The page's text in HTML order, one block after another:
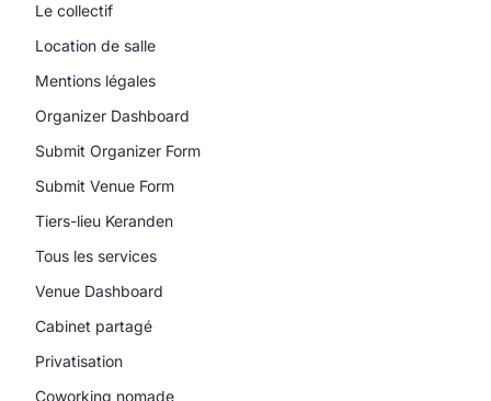
Le collectif
Location de salle
Mentions légales
Organizer Dashboard
Submit Organizer Form
Submit Venue Form
Tiers-lieu Keranden
Tous les services
Venue Dashboard
Cabinet partagé
Privatisation
Coworking nomade